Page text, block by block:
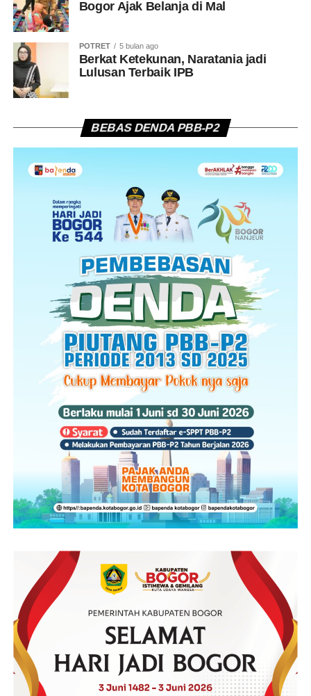
Bogor Ajak Belanja di Mal
POTRET 5 bulan ago
Berkat Ketekunan, Naratania jadi
Lulusan Terbaik IPB
BEBAS DENDA PBB-P2